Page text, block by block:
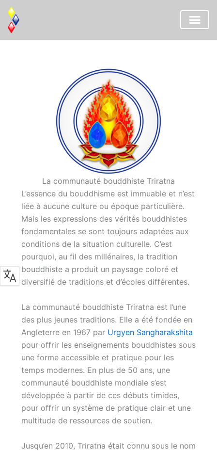
La communauté bouddhiste Triratna
L’essence du bouddhisme est immuable et n’est
liée à aucune culture ou époque particulière.
Mais les expressions des vérités bouddhistes
fondamentales se sont toujours adaptées aux
conditions de la situation culturelle. C’est
pourquoi, au fil des millénaires, la tradition
bouddhiste a produit un paysage coloré et
diversifié de traditions et d’écoles différentes.
La communauté bouddhiste Triratna est l’une
des plus jeunes traditions. Elle a été fondée en
Angleterre en 1967 par Urgyen Sangharakshita
pour offrir les enseignements bouddhistes sous
une forme accessible et pratique pour les
temps modernes. En plus de 50 ans, une
communauté bouddhiste mondiale s’est
développée à partir de ces débuts timides,
pour offrir un système de pratique clair et une
multitude de ressources de soutien.
Jusqu’en 2010, Triratna était connu sous le nom